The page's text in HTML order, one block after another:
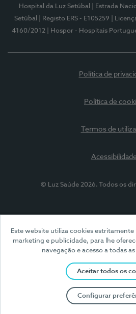
Este website utiliza cookies estritamente
marketing e publicidade, para lhe
navegação e acesso a todas
Aceitar todos os
Configurar
Hospital da Luz Setúbal
| Estrada
Setúbal
| Registo ERS - E105259
|
4160/2012
| Hospor - Hospitais
Política de
Política de
Termos de
Acessibilidade
© Luz Saúde 2026. Todos os